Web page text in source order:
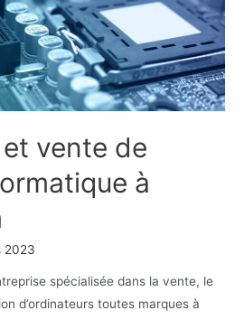
vente de
à
2023
spécialisée dans la vente, le
d’ordinateurs toutes marques à